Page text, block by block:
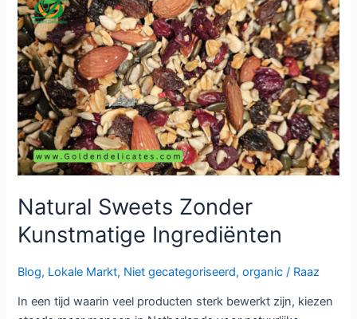
Natural Sweets Zonder
Kunstmatige Ingrediënten
Blog, Lokale Markt, Niet gecategoriseerd,organic / Raaz
In een tijd waarin veel producten sterk bewerkt zijn, kiezen
Sweets
Zonder
Kunstmatige
Ingrediënten